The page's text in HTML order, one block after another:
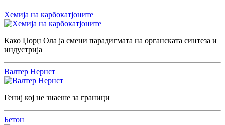
Хемија на карбокатјоните
Како Џорџ Ола ја смени парадигмата на органската синтеза и
индустрија
Валтер Нернст
Гениј кој не знаеше за граници
Бетон